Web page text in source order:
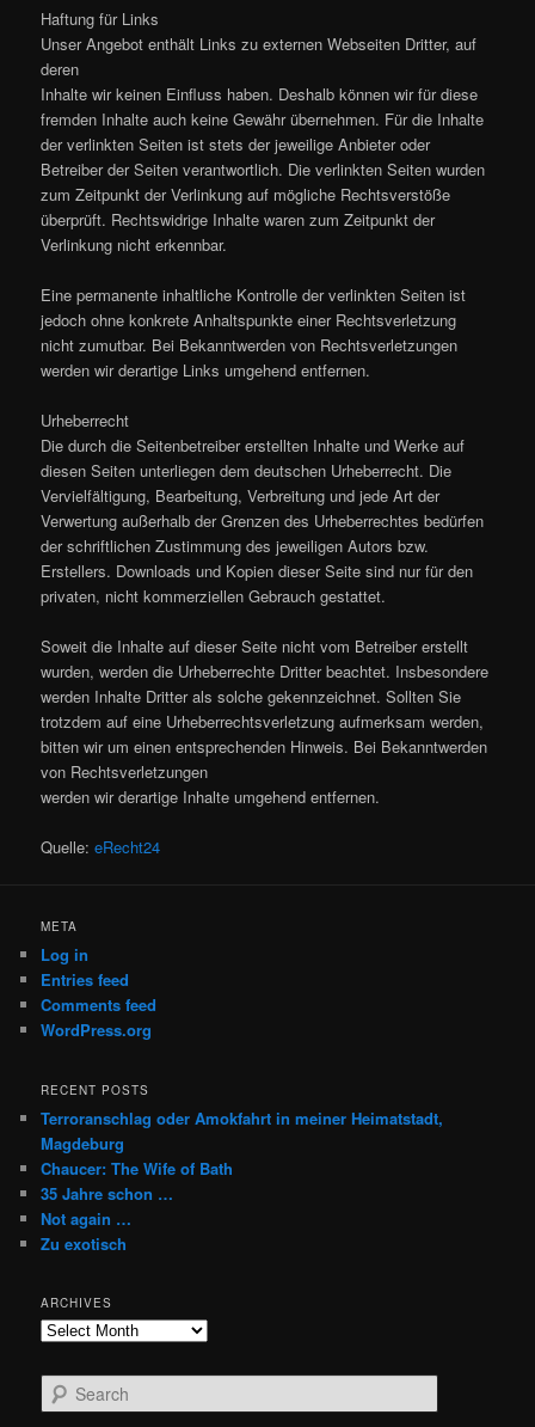
Haftung für Links
Unser Angebot enthält Links zu externen Webseiten Dritter, auf
deren
Inhalte wir keinen Einfluss haben. Deshalb können wir für diese
fremden Inhalte auch keine Gewähr übernehmen. Für die Inhalte
der verlinkten Seiten ist stets der jeweilige Anbieter oder
Betreiber der Seiten verantwortlich. Die verlinkten Seiten wurden
zum Zeitpunkt der Verlinkung auf mögliche Rechtsverstöße
überprüft. Rechtswidrige Inhalte waren zum Zeitpunkt der
Verlinkung nicht erkennbar.
Eine permanente inhaltliche Kontrolle der verlinkten Seiten ist
jedoch ohne konkrete Anhaltspunkte einer Rechtsverletzung
nicht zumutbar. Bei Bekanntwerden von Rechtsverletzungen
werden wir derartige Links umgehend entfernen.
Urheberrecht
Die durch die Seitenbetreiber erstellten Inhalte und Werke auf
diesen Seiten unterliegen dem deutschen Urheberrecht. Die
Vervielfältigung, Bearbeitung, Verbreitung und jede Art der
Verwertung außerhalb der Grenzen des Urheberrechtes bedürfen
der schriftlichen Zustimmung des jeweiligen Autors bzw.
Erstellers. Downloads und Kopien dieser Seite sind nur für den
privaten, nicht kommerziellen Gebrauch gestattet.
Soweit die Inhalte auf dieser Seite nicht vom Betreiber erstellt
wurden, werden die Urheberrechte Dritter beachtet. Insbesondere
werden Inhalte Dritter als solche gekennzeichnet. Sollten Sie
trotzdem auf eine Urheberrechtsverletzung aufmerksam werden,
bitten wir um einen entsprechenden Hinweis. Bei Bekanntwerden
von Rechtsverletzungen
werden wir derartige Inhalte umgehend entfernen.
Quelle:eRecht24
META
Log in
Entries feed
Comments feed
WordPress.org
RECENT POSTS
Terroranschlag oder Amokfahrt in meiner Heimatstadt,
Magdeburg
Chaucer: The Wife of Bath
35 Jahre schon …
Not again …
Zu exotisch
ARCHIVES
Archives
e